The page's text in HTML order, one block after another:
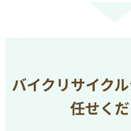
バイクリサイク
任せく